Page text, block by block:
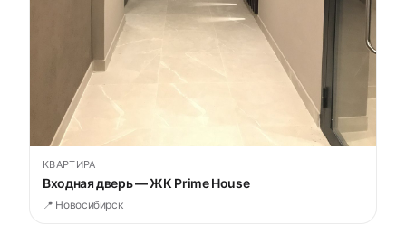
КВАРТИРА
Входная дверь — ЖК Prime House
📍 Новосибирск